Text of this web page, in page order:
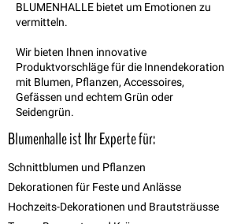
BLUMENHALLE bietet um Emotionen zu
vermitteln.
Wir bieten Ihnen innovative
Produktvorschläge für die Innendekoration
mit Blumen, Pflanzen, Accessoires,
Gefässen und echtem Grün oder
Seidengrün.
Blumenhalle ist Ihr Experte für:
Schnittblumen und Pflanzen
Dekorationen für Feste und Anlässe
Hochzeits-Dekorationen und Brautsträusse